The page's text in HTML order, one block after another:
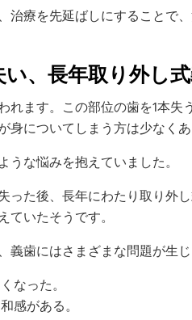
治療を先延ばしにすることで
、長年取り外し
れます。この部位の歯を1本
身についてしまう方は少なくあ
うな悩みを抱えていました。
った後、長年にわたり取り外
ていたそうです。
義歯にはさまざまな問題が生じ
なった。
感がある。